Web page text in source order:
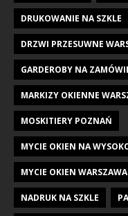
DRUKOWANIE NA SZKLE
DRZWI PRZESUWNE
GARDEROBY NA
MARKIZY OKIENNE
MOSKITIERY POZNAŃ
MYCIE OKIEN NA
MYCIE OKIEN
NADRUK NA SZKLE